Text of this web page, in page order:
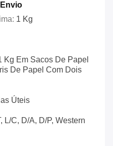
1 Kg
Kg Em Sacos De Papel
De Papel Com Dois
Úteis
L/C, D/A, D/P, Western